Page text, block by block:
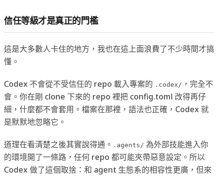
信任等級才是真正的門檻
這是大多數人卡住的地方，我也在這上面浪費了不少時間才搞
懂。
Codex 不會從不受信任的 repo 載入專案的 .codex/ ，完全不
會。你在剛 clone 下來的 repo 裡把 config.toml 改得再仔
細，什麼都不會套用。檔案在那裡，語法也正確，Codex 就
是默默地忽略它。
道理在看清楚之後其實說得通。 .agents/ 為外部技能進入你
的環境開了一條路，任何 repo 都可能夾帶惡意設定。所以
Codex 做了這個取捨：和 agent 生態系的相容性更廣，但來